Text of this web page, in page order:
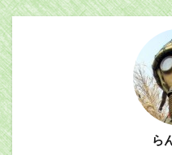
ら